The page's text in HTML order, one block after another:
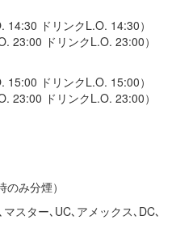
ドリンクL.O. 14:30）
23:00 ドリンクL.O. 23:00）
ドリンクL.O. 15:00）
23:00 ドリンクL.O. 23:00）
み分煙）
スター､UC､アメックス､DC､